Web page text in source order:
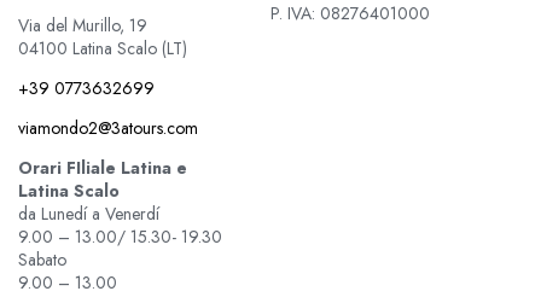
Via del Murillo, 19
04100 Latina Scalo (LT)
+39 0773632699
viamondo2@3atours.com
Orari FIliale Latina e
Latina Scalo
da Lunedí a Venerdí
9.00 – 13.00/ 15.30- 19.30
Sabato
9.00 – 13.00
P. IVA: 08276401000